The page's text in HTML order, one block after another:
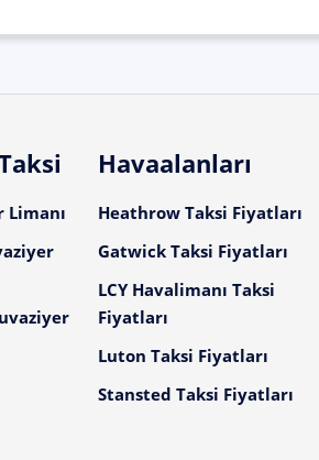
Limanı
Havaalanları
Heathrow Taksi Fiyatları
Gatwick Taksi Fiyatları
LCY Havalimanı Taksi
Fiyatları
Luton Taksi Fiyatları
Stansted Taksi Fiyatları